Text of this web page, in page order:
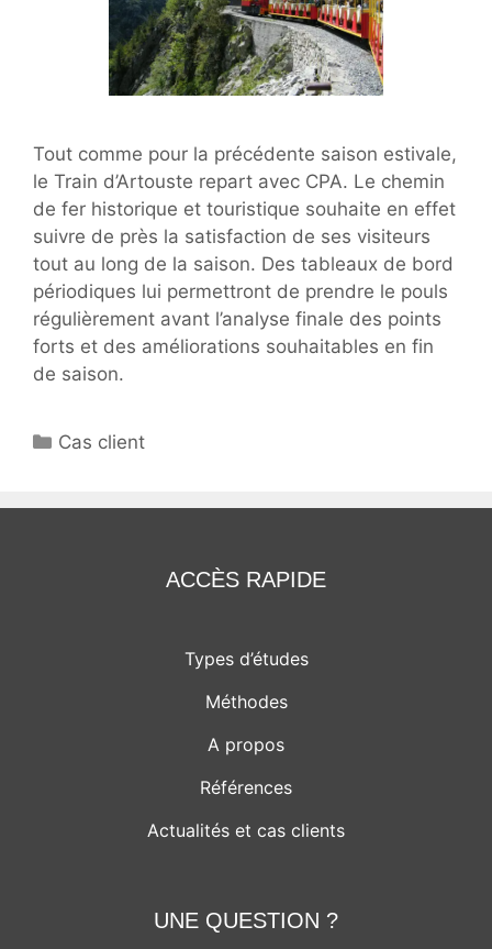
Tout comme pour la précédente saison estivale,
le Train d’Artouste repart avec CPA. Le chemin
de fer historique et touristique souhaite en effet
suivre de près la satisfaction de ses visiteurs
tout au long de la saison. Des tableaux de bord
périodiques lui permettront de prendre le pouls
régulièrement avant l’analyse finale des points
forts et des améliorations souhaitables en fin
de saison.
Catégories
Cas client
ACCÈS RAPIDE
Types d’études
Méthodes
A propos
Références
Actualités et cas clients
UNE QUESTION ?